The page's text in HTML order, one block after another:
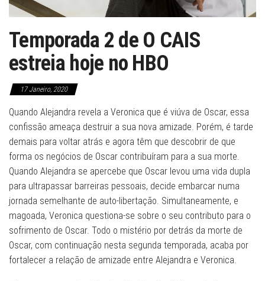
Temporada 2 de O CAIS
estreia hoje no HBO
17 Janeiro, 2020
Quando Alejandra revela a Veronica que é viúva de Oscar, essa
confissão ameaça destruir a sua nova amizade. Porém, é tarde
demais para voltar atrás e agora têm que descobrir de que
forma os negócios de Oscar contribuíram para a sua morte.
Quando Alejandra se apercebe que Oscar levou uma vida dupla
para ultrapassar barreiras pessoais, decide embarcar numa
jornada semelhante de auto-libertação. Simultaneamente, e
magoada, Veronica questiona-se sobre o seu contributo para o
sofrimento de Oscar. Todo o mistério por detrás da morte de
Oscar, com continuação nesta segunda temporada, acaba por
fortalecer a relação de amizade entre Alejandra e Veronica.